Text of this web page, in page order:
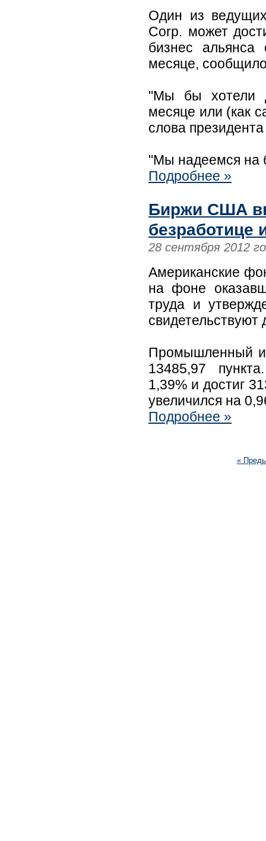
Один из
Corp. может
бизнес
месяце,
"Мы бы хотели
месяце или (как
слова
"Мы надеемся на
Подробнее »
Биржи США
безработице
28 сентября 2012
Американские
на фоне
труда и
Промышленный
13485,97
1,39% и достиг
увеличился на
Подробнее »
«